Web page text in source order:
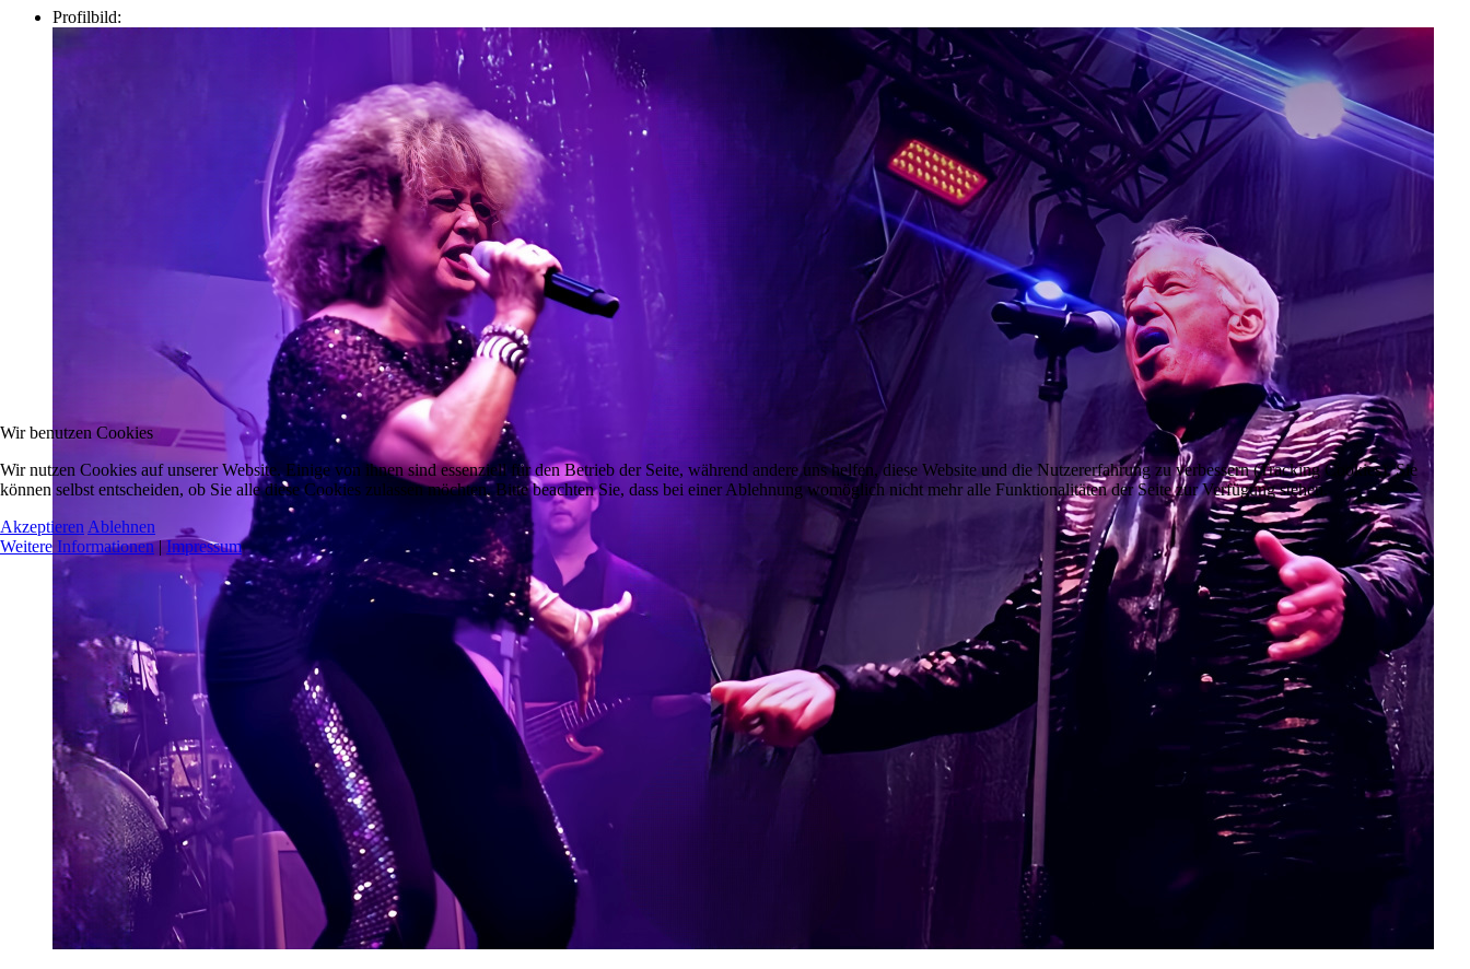
Profilbild:
Wir benutzen Cookies
Wir nutzen Cookies auf unserer Website. Einige von ihnen sind essenziell für den Betrieb der Seite, während andere uns helfen, diese Website und die Nutzererfahrung zu verbessern (Tracking Cookies). Sie
können selbst entscheiden, ob Sie alle diese Cookies zulassen möchten. Bitte beachten Sie, dass bei einer Ablehnung womöglich nicht mehr alle Funktionalitäten der Seite zur Verfügung stehen.
Akzeptieren Ablehnen
Weitere Informationen|Impressum